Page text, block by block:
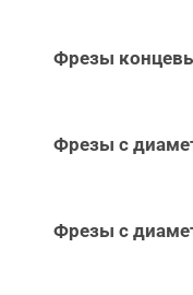
Фрезы
Фрезы с
Фрезы с